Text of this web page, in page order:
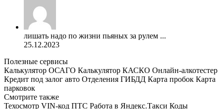
лишать надо по жизни пьяных за рулем ...
25.12.2023
Полезные сервисы
Калькулятор ОСАГО Калькулятор КАСКО Онлайн-алкотестер
Кредит под залог авто Отделения ГИБДД Карта пробок Карта
парковок
Смотрите также
Техосмотр VIN-код ПТС Работа в Яндекс.Такси Коды